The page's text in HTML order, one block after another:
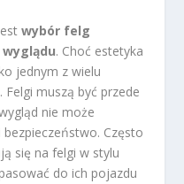
wybór felg
. Choć estetyka
jednym z wielu
muszą być przede
nie może
bezpieczeństwo. Często
się na felgi w stylu
do ich pojazdu